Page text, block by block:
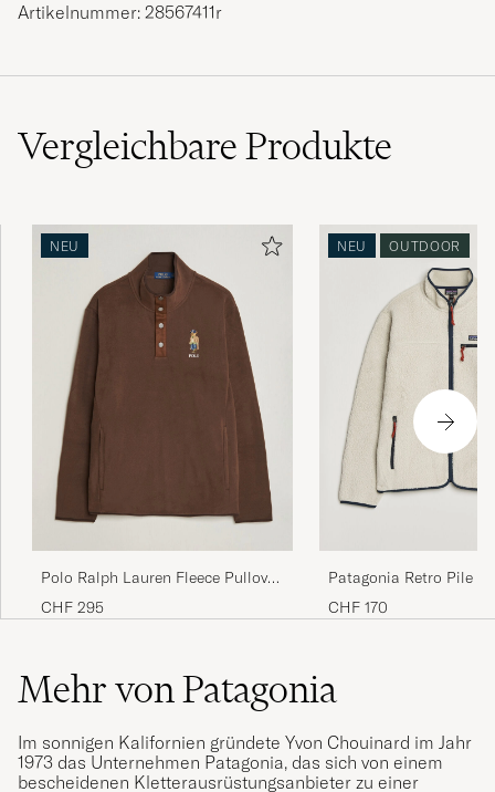
Artikelnummer: 28567411r
VergleichbareProdukte
NEU
Polo Ralph Lauren Fleece Pullover
Sweatshirt Luggage Brown
CHF 295
NEU OUTDOOR
Patagonia Retro Pile
Pelican
CHF 170
Mehr von Patagonia
Im sonnigen Kalifornien gründete Yvon Chouinard im Jahr
1973 das Unternehmen Patagonia, das sich von einem
bescheidenen Kletterausrüstungsanbieter zu einer